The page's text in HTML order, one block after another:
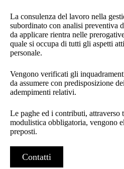
La consulenza del lavoro nella
subordinato con analisi preventiva
da applicare rientra nelle
quale si occupa di tutti gli aspetti
personale.
Vengono verificati gli
da assumere con predisposizione
adempimenti relativi.
Le paghe ed i contributi, attraverso
modulistica obbligatoria, vengono
preposti.
Contatti